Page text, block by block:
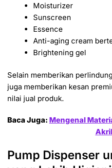
Moisturizer
Sunscreen
Essence
Anti-aging cream
Brightening gel
Selain memberikan
juga memberikan kesan
nilai jual produk.
Baca Juga: Mengenal
Pump Dispenser